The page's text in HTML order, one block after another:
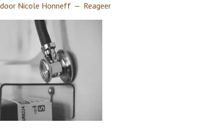
door Nicole Honneff Reageer